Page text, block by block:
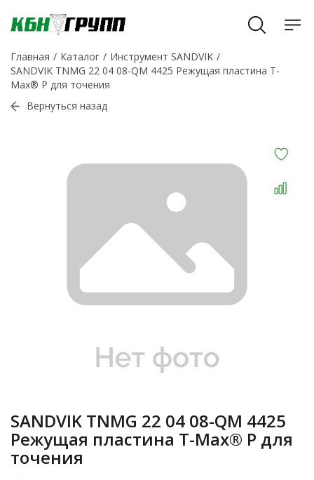
Главная Каталог
Инструмент SANDVIK
SANDVIK TNMG 22 04 08-QM 4425 Режущая пластина T-
Max® P для точения
Вернуться назад
SANDVIK TNMG 22 04 08-QM 4425
Режущая пластина T-Max® P для
точения